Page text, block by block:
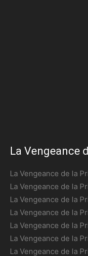
La Vengeance
La Vengeance de la
La Vengeance de la
La Vengeance de la
La Vengeance de la
La Vengeance de la
La Vengeance de la
La Vengeance de la